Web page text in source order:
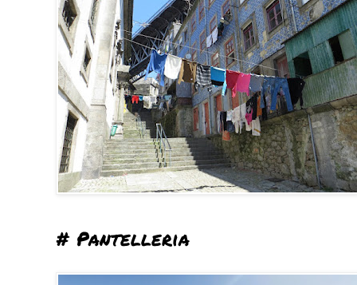
# Pantelleria